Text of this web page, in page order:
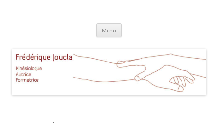
Aucamville Toulouse
Menu